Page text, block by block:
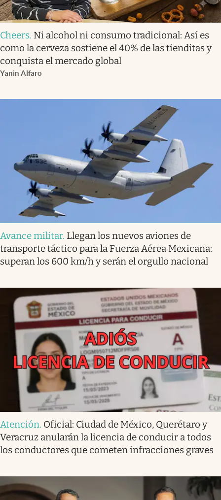
Cheers. Ni alcohol ni consumo tradicional: Así es
como la cerveza sostiene el 40% de las tienditas y
conquista el mercado global
Yanin Alfaro
Avance militar. Llegan los nuevos aviones de
transporte táctico para la Fuerza Aérea Mexicana:
superan los 600 km/h y serán el orgullo nacional
Atención. Oficial: Ciudad de México, Querétaro y
Veracruz anularán la licencia de conducir a todos
los conductores que cometen infracciones graves